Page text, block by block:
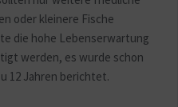
oder kleinere Fische
die hohe Lebenserwartung
werden, es wurde schon
12 Jahren berichtet.